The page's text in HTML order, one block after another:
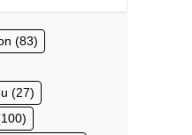
(83)
(27)